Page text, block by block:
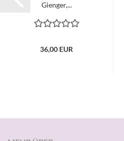
Gienger,...
36,00 EUR